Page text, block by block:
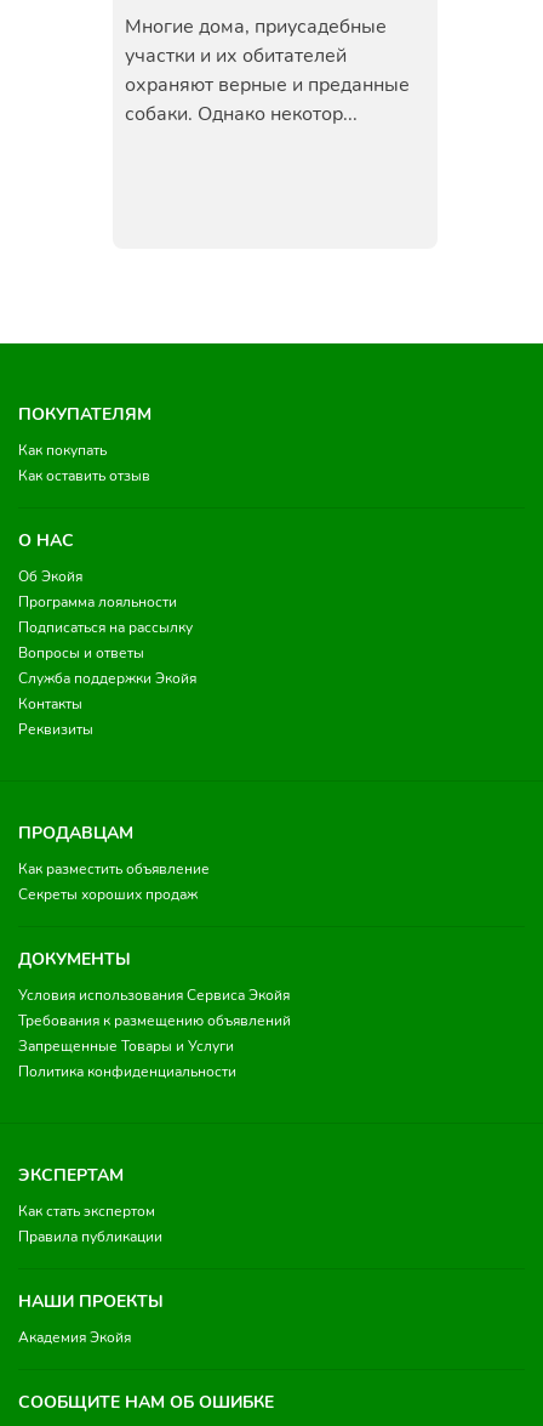
Многие дома, приусадебные
участки и их обитателей
охраняют верные и преданные
собаки. Однако некотор...
ПОКУПАТЕЛЯМ
Как покупать
Как оставить отзыв
О НАС
Об Экойя
Программа лояльности
Подписаться на рассылку
Вопросы и ответы
Служба поддержки Экойя
Контакты
Реквизиты
ПРОДАВЦАМ
Как разместить объявление
Секреты хороших продаж
ДОКУМЕНТЫ
Условия использования Сервиса Экойя
Требования к размещению объявлений
Запрещенные Товары и Услуги
Политика конфиденциальности
ЭКСПЕРТАМ
Как стать экспертом
Правила публикации
НАШИ ПРОЕКТЫ
Академия Экойя
СООБЩИТЕ НАМ ОБ ОШИБКЕ